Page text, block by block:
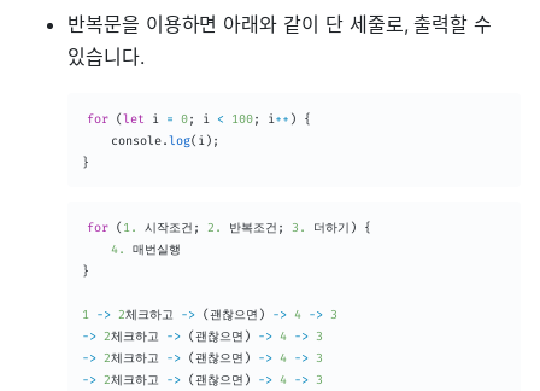
반복문을 이용하면 아래와 같이 단 세줄로, 출력할 수
있습니다.
for (let i = 0; i < 100; i++ )
{
	console
.log( i) ;
}
for ( 1. 시작조건 ; 2. 반복조건 ; 3. 더하기 )
{
4.
}
1 -> 2체크하고 -> (괜찮으면 ) -> 4 -> 3
-> 2체크하고 -> (괜찮으면 ) -> 4 -> 3
-> 2체크하고 -> (괜찮으면 ) -> 4 -> 3
-> 2체크하고 -> (괜찮으면 ) -> 4 -> 3